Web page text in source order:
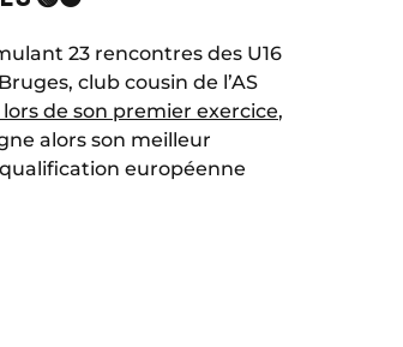
23 rencontres des U16
club cousin de l’AS
de son premier exercice,
alors son meilleur
européenne